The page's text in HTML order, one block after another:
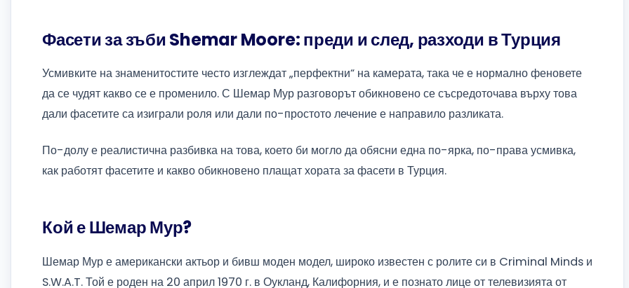
Фасети за зъби Shemar Moore: преди и след, разходи в Турция
Усмивките на знаменитостите често изглеждат „перфектни“ на камерата, така че е нормално феновете
да се чудят какво се е променило. С Шемар Мур разговорът обикновено се съсредоточава върху това
дали фасетите са изиграли роля или дали по-простото лечение е направило разликата.
По-долу е реалистична разбивка на това, което би могло да обясни една по-ярка, по-права усмивка,
как работят фасетите и какво обикновено плащат хората за фасети в Турция.
Кой е Шемар Мур?
Шемар Мур е американски актьор и бивш моден модел, широко известен с ролите си в Criminal Minds и
S.W.A.T. Той е роден на 20 април 1970 г. в Оукланд, Калифорния, и е познато лице от телевизията от